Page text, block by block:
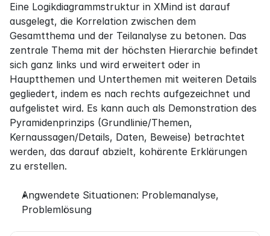
Eine Logikdiagrammstruktur in XMind ist darauf
ausgelegt, die Korrelation zwischen dem
Gesamtthema und der Teilanalyse zu betonen. Das
zentrale Thema mit der höchsten Hierarchie befindet
sich ganz links und wird erweitert oder in
Hauptthemen und Unterthemen mit weiteren Details
gegliedert, indem es nach rechts aufgezeichnet und
aufgelistet wird. Es kann auch als Demonstration des
Pyramidenprinzips (Grundlinie/Themen,
Kernaussagen/Details, Daten, Beweise) betrachtet
werden, das darauf abzielt, kohärente Erklärungen
zu erstellen.
Angwendete Situationen: Problemanalyse,
Problemlösung